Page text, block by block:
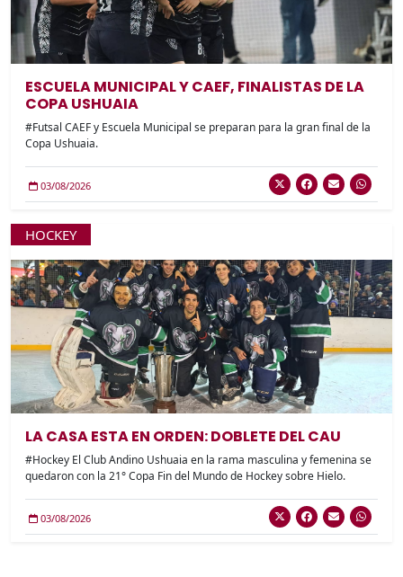
ESCUELA MUNICIPAL Y CAEF, FINALISTAS DE LA
COPA USHUAIA
#Futsal CAEF y Escuela Municipal se preparan para la gran final de la
Copa Ushuaia.
03/08/2026
HOCKEY
LA CASA ESTA EN ORDEN: DOBLETE DEL CAU
#Hockey El Club Andino Ushuaia en la rama masculina y femenina se
quedaron con la 21° Copa Fin del Mundo de Hockey sobre Hielo.
03/08/2026